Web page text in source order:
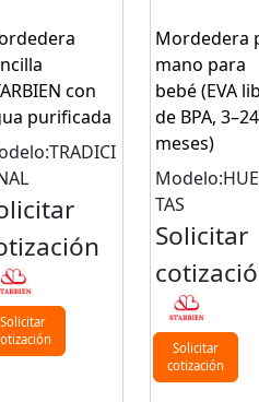
con
purificada
Solicitar
Mordedera
mano para
bebé (EVA
de BPA, 3–24
meses)
TAS
Solicitar
Solicitar
cotización